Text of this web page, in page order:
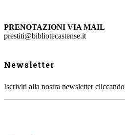
PRENOTAZIONI VIA MAIL
prestiti@bibliotecastense.it
Newsletter
Iscriviti alla nostra newsletter cliccando